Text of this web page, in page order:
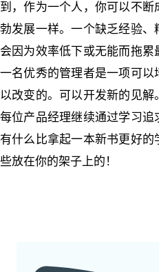
到，作为一个人，你可以不
勃发展一样。一个缺乏经验、
会因为效率低下或无能而拖累
一名优秀的管理者是一项可以
以改变的。 可以开发新的见解
每位产品经理继续通过学习追
有什么比拿起一本新书更好的
些放在你的架子上的！